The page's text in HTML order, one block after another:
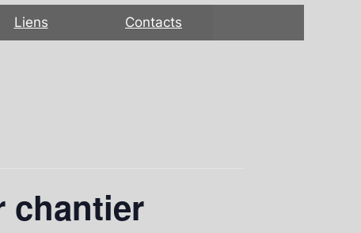
Liens Contacts
chantier